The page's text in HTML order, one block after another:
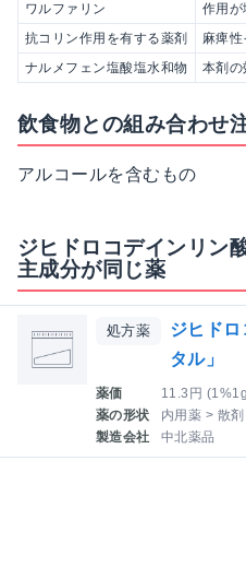
ワルファリン
作用が
抗コリン作用を有する薬剤
麻痺
ナルメフェン塩酸塩水和物
本剤の
飲食物との組み合わせ
アルコールを含むもの
ジヒドロコデインリン
主成分が同じ薬
処方薬
ジヒド
タル」
薬価
11.3円
薬の形状
内用薬 > 散
製造会社
中北薬品